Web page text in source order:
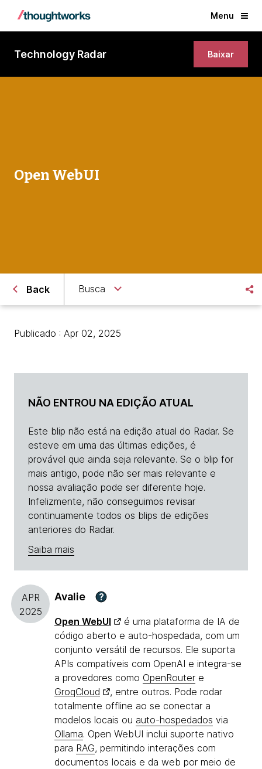
Menu
Technology Radar Baixar
Open WebUI
Back Busca
Publicado : Apr 02, 2025
NÃO ENTROU NA EDIÇÃO ATUAL
Este blip não está na edição atual do Radar. Se
esteve em uma das últimas edições, é
provável que ainda seja relevante. Se o blip for
mais antigo, pode não ser mais relevante e
nossa avaliação pode ser diferente hoje.
Infelizmente, não conseguimos revisar
continuamente todos os blips de edições
anteriores do Radar.
Saiba mais
APR
2025
Avalie ?
Open WebUI
é uma plataforma de IA de
código aberto e auto-hospedada, com um
conjunto versátil de recursos. Ele suporta
APIs compatíveis com OpenAI e integra-se
a provedores como OpenRouter e
GroqCloud
, entre outros. Pode rodar
totalmente offline ao se conectar a
modelos locais ou auto-hospedados via
Ollama. Open WebUI inclui suporte nativo
para RAG, permitindo interações com
documentos locais e da web por meio de